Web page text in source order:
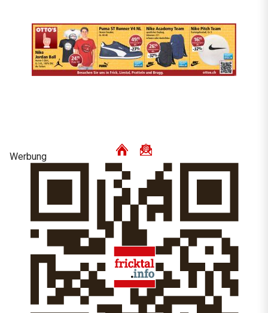
Werbung